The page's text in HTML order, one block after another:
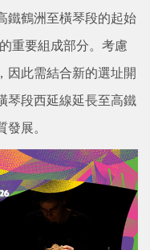
鐵鶴洲至橫琴段的起始
重要組成部分。考慮
因此需結合新的選址開
琴段西延線延長至高鐵
展。